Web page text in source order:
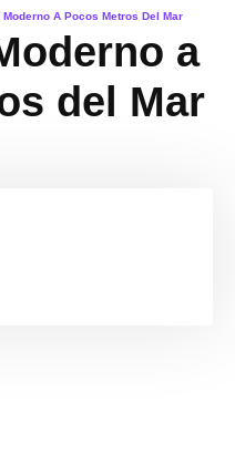
A Pocos Metros Del Mar
a
del Mar